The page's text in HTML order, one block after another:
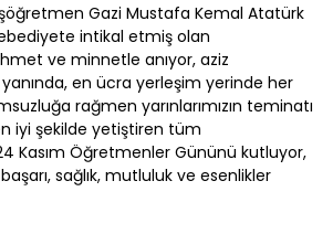
Gazi Mustafa Kemal Atatürk
intikal etmiş olan
ve minnetle anıyor, aziz
yanında, en ücra yerleşim yerinde her
rağmen yarınlarımızın teminatı
iyi şekilde yetiştiren tüm
Kasım Öğretmenler Gününü kutluyor,
sağlık, mutluluk ve esenlikler